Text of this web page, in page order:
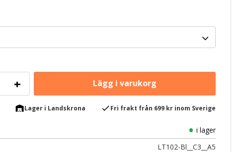
+
warehouseLager i Landskrona checkFri frakt från 699 kr inom Sverige
i lager
LT102-Bl__C3__A5